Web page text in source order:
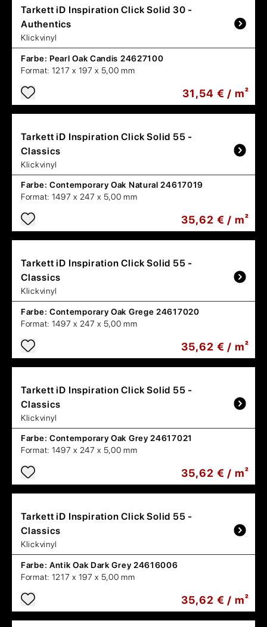
Tarkett iD Inspiration Click Solid 30 -
Authentics
Klickvinyl
Farbe: Pearl Oak Candis 24627100
Format: 1217 x 197 x 5,00 mm
31,54 € / m²
Tarkett iD Inspiration Click Solid 55 -
Classics
Klickvinyl
Farbe: Contemporary Oak Natural 24617019
Format: 1497 x 247 x 5,00 mm
35,62 € / m²
Tarkett iD Inspiration Click Solid 55 -
Classics
Klickvinyl
Farbe: Contemporary Oak Grege 24617020
Format: 1497 x 247 x 5,00 mm
35,62 € / m²
Tarkett iD Inspiration Click Solid 55 -
Classics
Klickvinyl
Farbe: Contemporary Oak Grey 24617021
Format: 1497 x 247 x 5,00 mm
35,62 € / m²
Tarkett iD Inspiration Click Solid 55 -
Classics
Klickvinyl
Farbe: Antik Oak Dark Grey 24616006
Format: 1217 x 197 x 5,00 mm
35,62 € / m²